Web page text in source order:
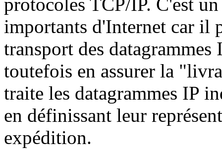
protocoles TCP/IP. C'est
importants d'Internet car il
transport des datagrammes
toutefois en assurer la
traite les datagrammes IP
en définissant leur
expédition.